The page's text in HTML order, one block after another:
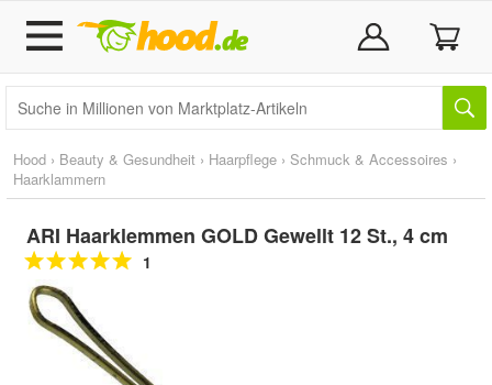
Hood › Beauty & Gesundheit › Haarpflege › Schmuck & Accessoires ›
Haarklammern
ARI Haarklemmen GOLD Gewellt 12 St., 4 cm
1